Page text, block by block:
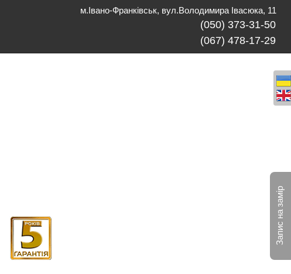
м.Івано-Франківськ, вул.Володимира Івасюка, 11
(050) 373-31-50
(067) 478-17-29
Запис на замір